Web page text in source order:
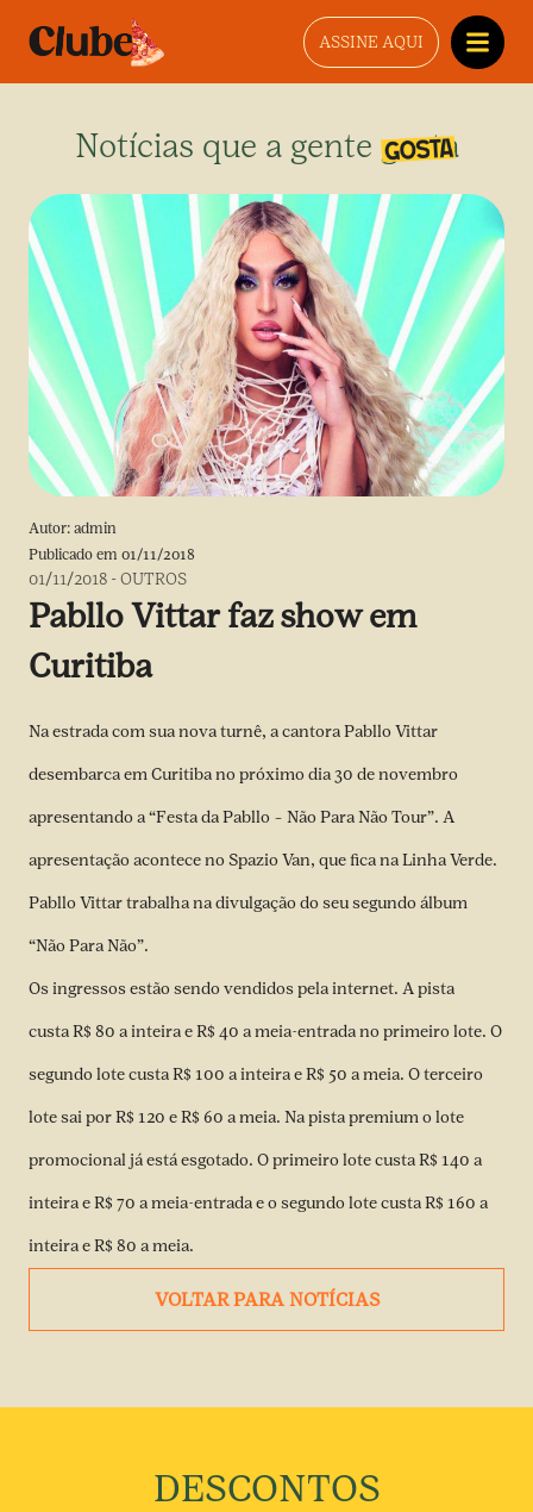
ASSINE AQUI
Notícias que a gente gosta
Autor: admin
Publicado em 01/11/2018
01/11/2018 -OUTROS
Pabllo Vittar faz show em
Curitiba
Na estrada com sua nova turnê, a cantora Pabllo Vittar
desembarca em Curitiba no próximo dia 30 de novembro
apresentando a “Festa da Pabllo – Não Para Não Tour”. A
apresentação acontece no Spazio Van, que fica na Linha Verde.
Pabllo Vittar trabalha na divulgação do seu segundo álbum
“Não Para Não”.
Os ingressos estão sendo vendidos pela internet. A pista
custa R$ 80 a inteira e R$ 40 a meia-entrada no primeiro lote. O
segundo lote custa R$ 100 a inteira e R$ 50 a meia. O terceiro
lote sai por R$ 120 e R$ 60 a meia. Na pista premium o lote
promocional já está esgotado. O primeiro lote custa R$ 140 a
inteira e R$ 70 a meia-entrada e o segundo lote custa R$ 160 a
inteira e R$ 80 a meia.
VOLTAR PARA NOTÍCIAS
DESCONTOS